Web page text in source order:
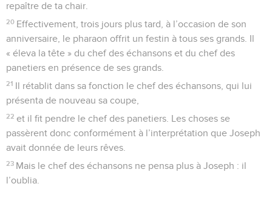
repaître de ta chair.
20 Effectivement, trois jours plus tard, à l’occasion de son
anniversaire, le pharaon offrit un festin à tous ses grands. Il
« éleva la tête » du chef des échansons et du chef des
panetiers en présence de ses grands.
21 Il rétablit dans sa fonction le chef des échansons, qui lui
présenta de nouveau sa coupe,
22 et il fit pendre le chef des panetiers. Les choses se
passèrent donc conformément à l’interprétation que Joseph
avait donnée de leurs rêves.
23 Mais le chef des échansons ne pensa plus à Joseph : il
l’oublia.